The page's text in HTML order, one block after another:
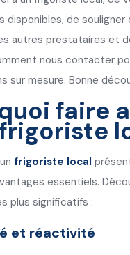
disponibles, de souligner
autres prestataires et
nous contacter
sur mesure. Bonne
faire
frigoriste local
essentiels.
plus significatifs :
et réactivité